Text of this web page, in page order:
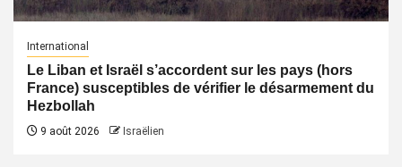
International
Le Liban et Israël s’accordent sur les pays (hors
France) susceptibles de vérifier le désarmement du
Hezbollah
9 août 2026 Israëlien